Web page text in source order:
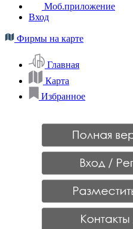
Моб.приложение
Вход
Фирмы на карте
Главная
Карта
Избранное